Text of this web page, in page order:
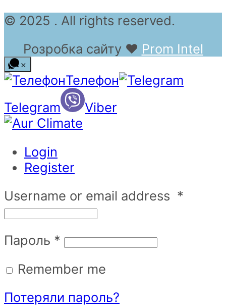
© 2025 . All rights reserved.
Розробка сайту ❤ Prom Intel
Телефон
Telegram
Viber
Login
Register
Username or email address *
Пароль *
Remember me
Потеряли пароль?